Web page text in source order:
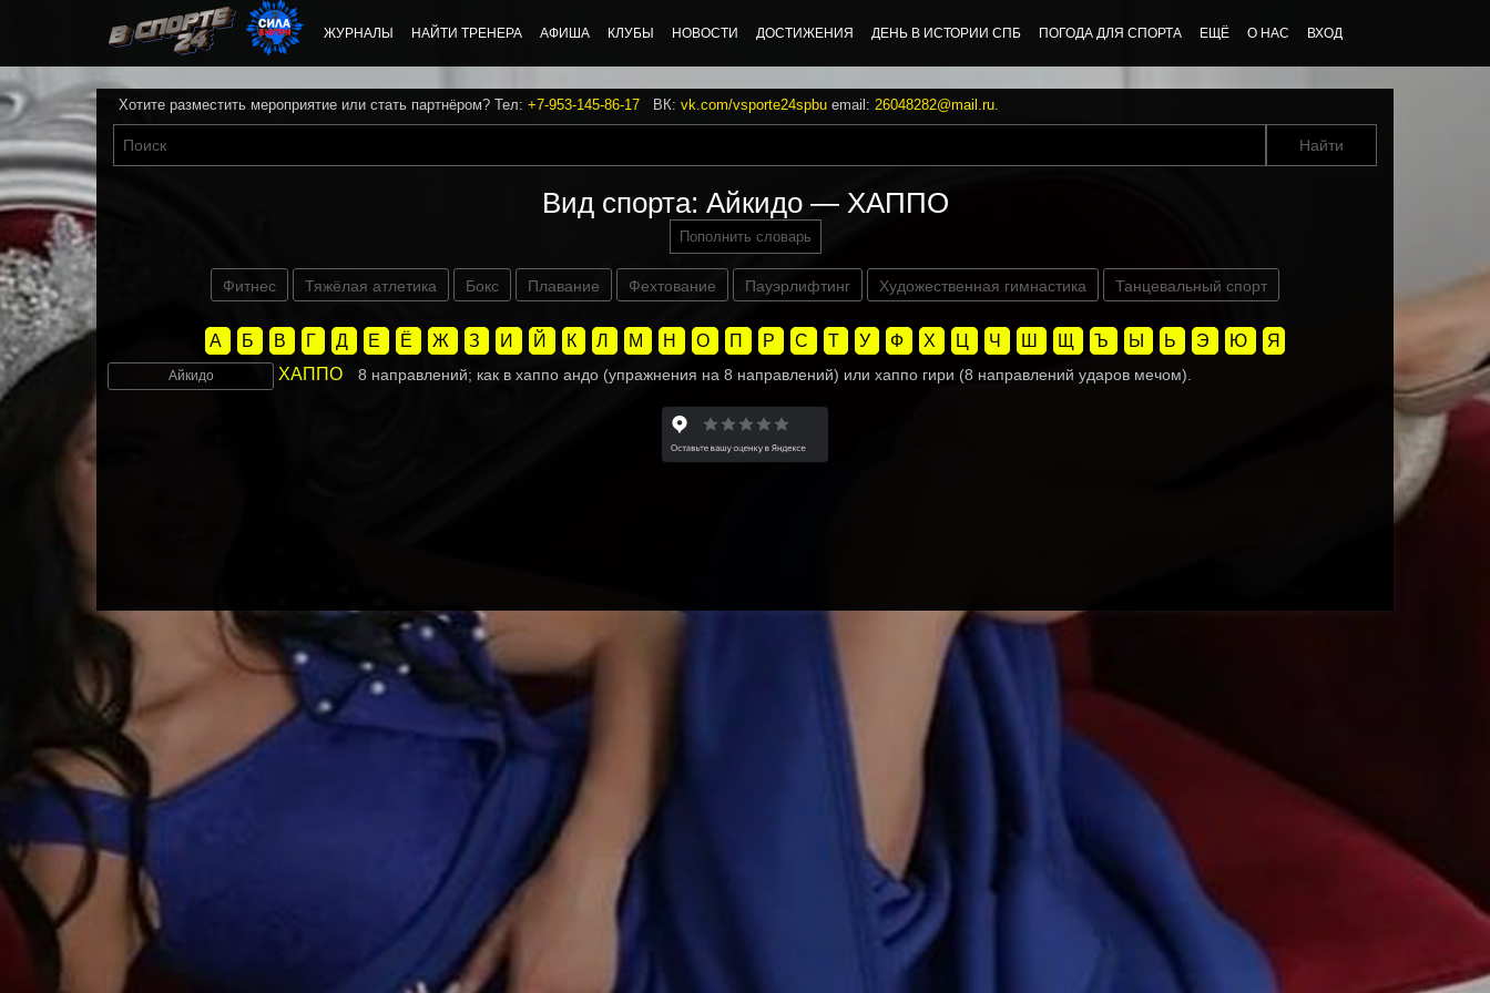
ЖУРНАЛЫ НАЙТИ ТРЕНЕРА АФИША КЛУБЫ НОВОСТИ ДОСТИЖЕНИЯ ДЕНЬ В ИСТОРИИ СПБ ПОГОДА ДЛЯ СПОРТА ЕЩЁ О НАС ВХОД
Хотите разместить мероприятие или стать партнёром? Тел: +7-953-145-86-17 ВК: vk.com/vsporte24spbu email: 26048282@mail.ru.
Вид спорта: Айкидо — ХАППО
Пополнить словарь
Фитнес Тяжёлая атлетика Бокс Плавание Фехтование Пауэрлифтинг Художественная гимнастика Танцевальный спорт
А Б В Г Д Е Ё Ж З И Й К Л М Н О П Р С Т У Ф Х Ц Ч Ш Щ Ъ Ы Ь Э Ю Я
Айкидо ХАППО 8 направлений; как в хаппо андо (упражнения на 8 направлений) или хаппо гири (8 направлений ударов мечом).